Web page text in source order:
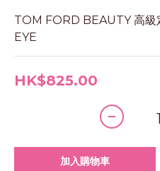
TOM FORD BEAUTY 高級
EYE
HK$825.00
加入購物車